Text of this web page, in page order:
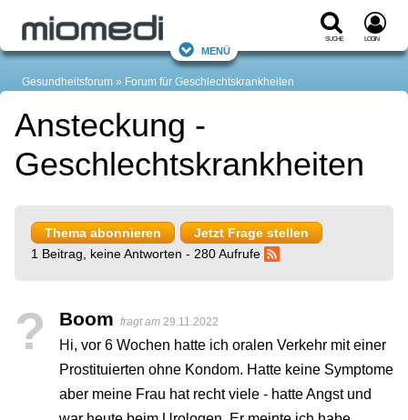
Suche Login
Menü
Gesundheitsforum Forum für Geschlechtskrankheiten
Ansteckung -
Geschlechtskrankheiten
Thema abonnieren
Jetzt Frage stellen
1 Beitrag, keine Antworten - 280 Aufrufe
? Boom fragt am 29.11.2022
Hi, vor 6 Wochen hatte ich oralen Verkehr mit einer
Prostituierten ohne Kondom. Hatte keine Symptome
aber meine Frau hat recht viele - hatte Angst und